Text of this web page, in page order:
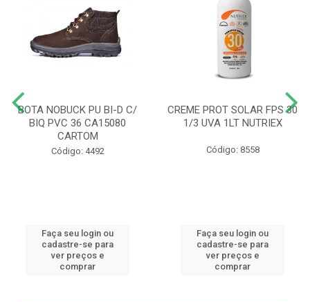
BOTA NOBUCK PU BI-D C/
BIQ PVC 36 CA15080
CARTOM
Código: 4492
Faça seu login ou
cadastre-se para
ver preços e
comprar
CREME PROT SOLAR FPS 30
1/3 UVA 1LT NUTRIEX
Código: 8558
Faça seu login ou
cadastre-se para
ver preços e
comprar